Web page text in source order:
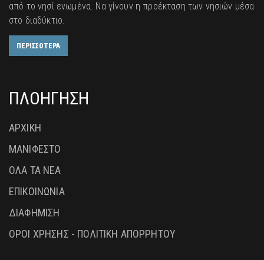
από το νησί ενωμένα. Να γίνουν η προέκταση των νησιών μέσα
στο διαδύκτιο.
ΠΕΡΙΣΣΟΤΕΡΑ
ΠΛΟΗΓΗΣΗ
ΑΡΧΙΚΗ
ΜΑΝΙΦΕΣΤΟ
ΟΛΑ ΤΑ ΝΕΑ
ΕΠΙΚΟΙΝΩΝΙΑ
ΔΙΑΦΗΜΙΣΗ
ΟΡΟΙ ΧΡΗΣΗΣ - ΠΟΛΙΤΙΚΗ ΑΠΟΡΡΗΤΟΥ